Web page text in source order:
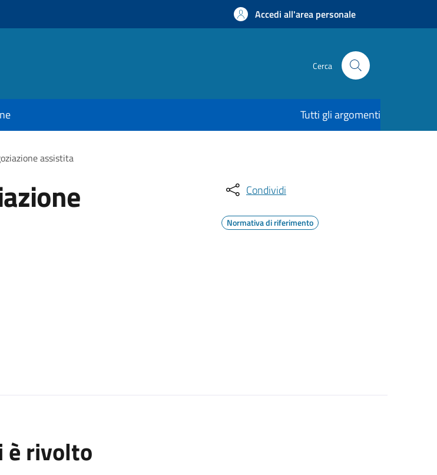
Accedi all'area personale
Cerca
Tutti gli argomenti
assistita
Condividi
Normativa di riferimento
è rivolto